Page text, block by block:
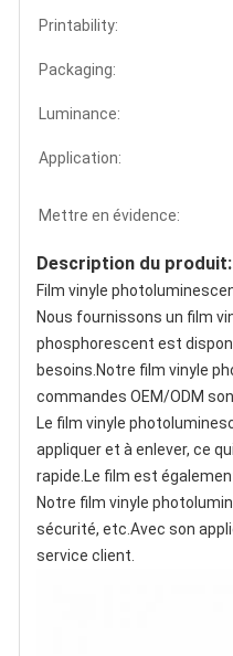
Printability:
Packaging:
Luminance:
Application:
Mettre en évidence:
Description du produit:
Film vinyle
Nous fournissons un film
phosphorescent est
besoins.Notre film vinyle
commandes OEM/ODM
Le film vinyle
appliquer et à enlever, ce
rapide.Le film est
Notre film vinyle
sécurité, etc.Avec son
service client.